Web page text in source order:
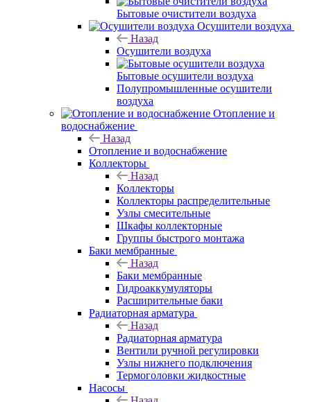
Бытовые очистители воздуха
Осушители воздуха
Назад
Осушители воздуха
Бытовые осушители воздуха
Полупромышленные осушители
воздуха
Отопление и
водоснабжение
Назад
Отопление и водоснабжение
Коллекторы
Назад
Коллекторы
Коллекторы распределительные
Узлы смесительные
Шкафы коллекторные
Группы быстрого монтажа
Баки мембранные
Назад
Баки мембранные
Гидроаккумуляторы
Расширительные баки
Радиаторная арматура
Назад
Радиаторная арматура
Вентили ручной регулировки
Узлы нижнего подключения
Термоголовки жидкостные
Насосы